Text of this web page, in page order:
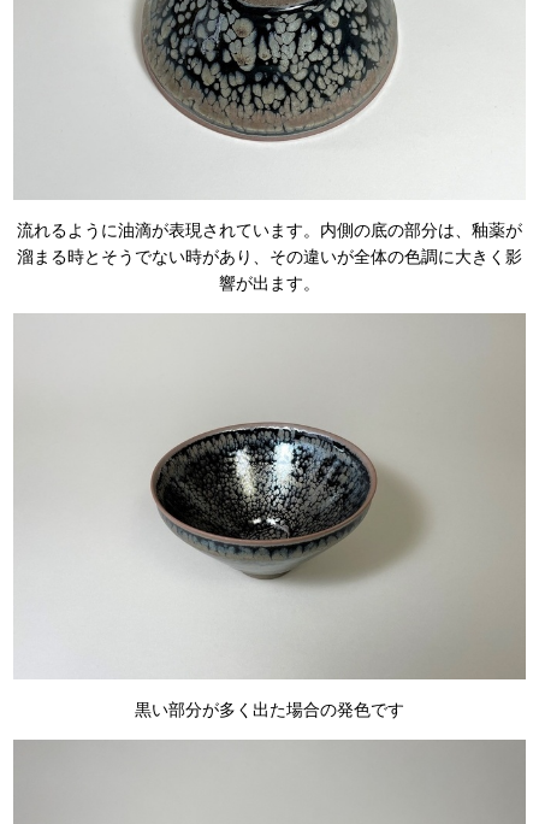
流れるように油滴が表現されています。内側の底の部分は、釉薬が
溜まる時とそうでない時があり、その違いが全体の色調に大きく影
響が出ます。
黒い部分が多く出た場合の発色です